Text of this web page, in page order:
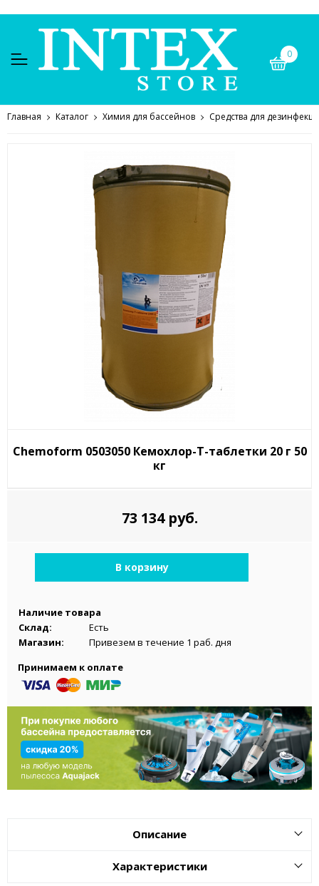
0
Главная Каталог Химия для бассейнов Средства для
Chemoform 0503050 Кемохлор-Т-таблетки 20 г 50
кг
73 134 руб.
В корзину
Наличие товара
Склад:
Есть
Магазин:
Привезем в течение 1 раб. дня
Принимаем к оплате
Описание
Характеристики